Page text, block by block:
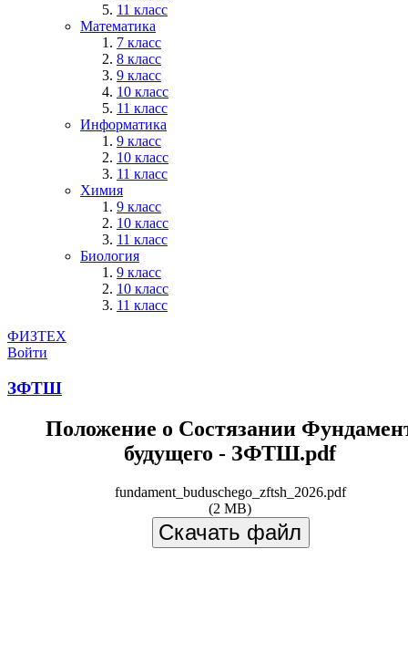
11 класс
Математика
7 класс
8 класс
9 класс
10 класс
11 класс
Информатика
9 класс
10 класс
11 класс
Химия
9 класс
10 класс
11 класс
Биология
9 класс
10 класс
11 класс
ФИЗТЕХ
Войти
ЗФТШ
Положение о Состязании
будущего - ЗФТШ.pdf
fundament_buduschego_zftsh_2026.pdf
(2 MB)
Скачать файл